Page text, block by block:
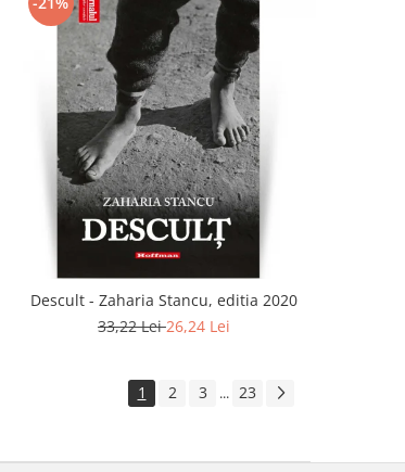
Descult - Zaharia Stancu, editia 2020
33,22 Lei26,24 Lei
1 2 3 ... 23